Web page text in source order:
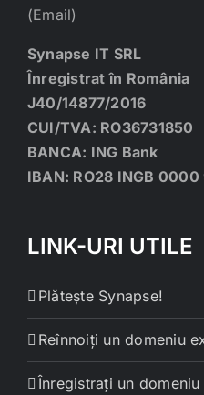
(Email)
Synapse IT SRL
Înregistrat în România
J40/14877/2016
CUI/TVA: RO36731850
BANCA: ING Bank
IBAN: RO28 INGB
LINK-URI UTILE
Plătește Synapse!
Reînnoiți un domeniu
Înregistrați un domeniu